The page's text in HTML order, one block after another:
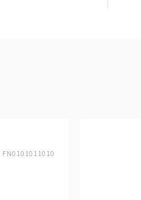
FN0101011010